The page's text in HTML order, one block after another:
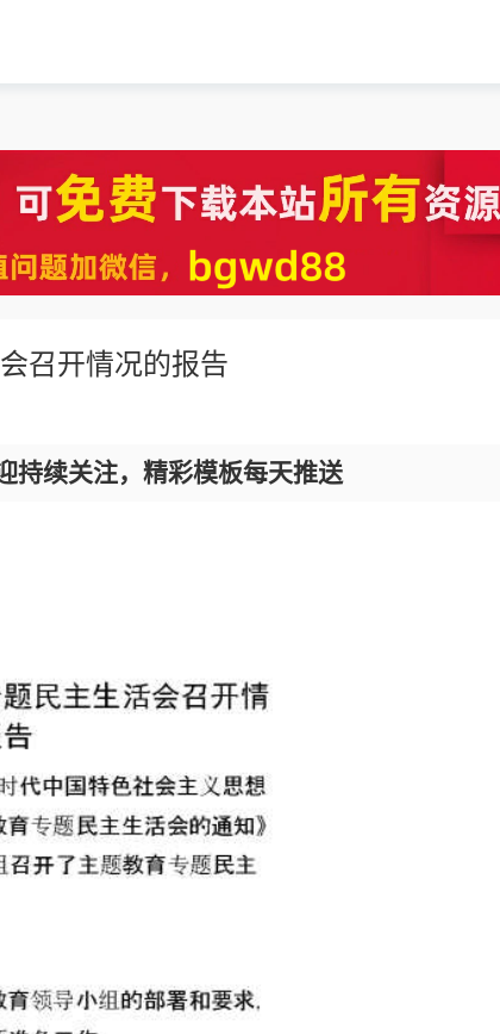
召开情况的报告
持续关注，精彩模板每天推送